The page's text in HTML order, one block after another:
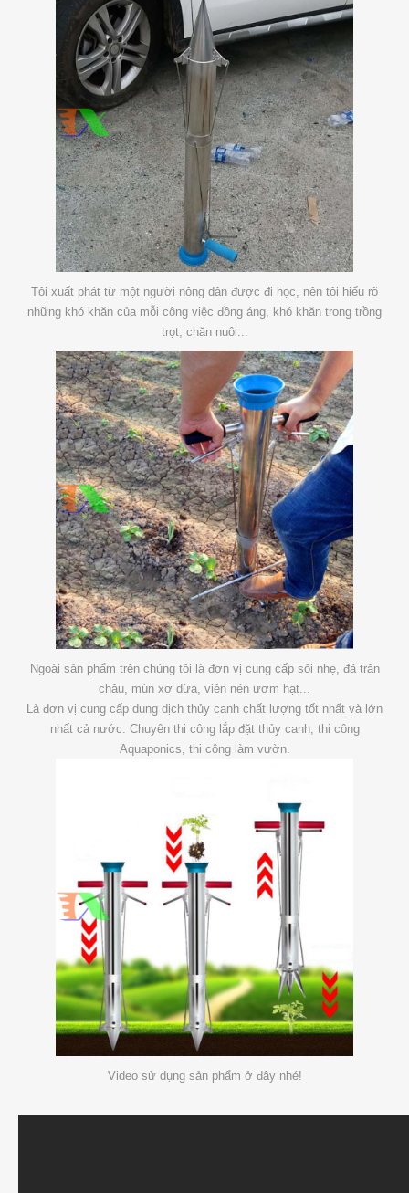
Tôi xuất phát từ một người nông dân được đi học, nên tôi hiểu rõ
những khó khăn của mỗi công việc đồng áng, khó khăn trong trồng
trọt, chăn nuôi...
Ngoài sản phẩm trên chúng tôi là đơn vị cung cấp sỏi nhẹ, đá trân
châu, mùn xơ dừa, viên nén ươm hạt...
Là đơn vị cung cấp dung dịch thủy canh chất lượng tốt nhất và lớn
nhất cả nước. Chuyên thi công lắp đặt thủy canh, thi công
Aquaponics, thi công làm vườn.
Video sử dụng sản phẩm ở đây nhé!